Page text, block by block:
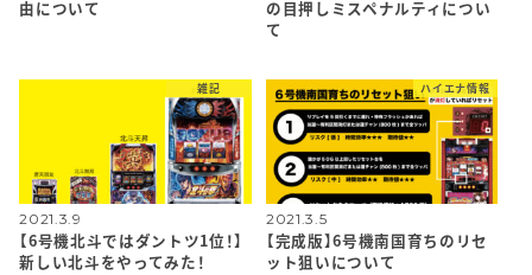
由について
の目押しミスペナルティについ
て
雑記
2021.3.9
【6号機北斗ではダントツ1位！】
新しい北斗をやってみた！
ハイエナ情報
2021.3.5
【完成版】6号機南国育ちのリセ
ット狙いについて